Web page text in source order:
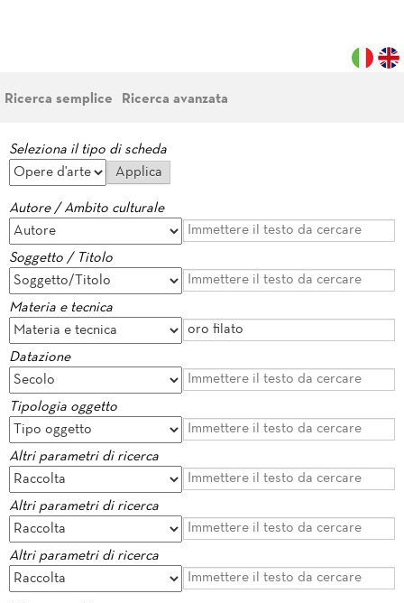
Ricerca semplice Ricerca avanzata
Seleziona il tipo di scheda
Autore / Ambito culturale
Soggetto / Titolo
Materia e tecnica
Datazione
Tipologia oggetto
Altri parametri di ricerca
Altri parametri di ricerca
Altri parametri di ricerca